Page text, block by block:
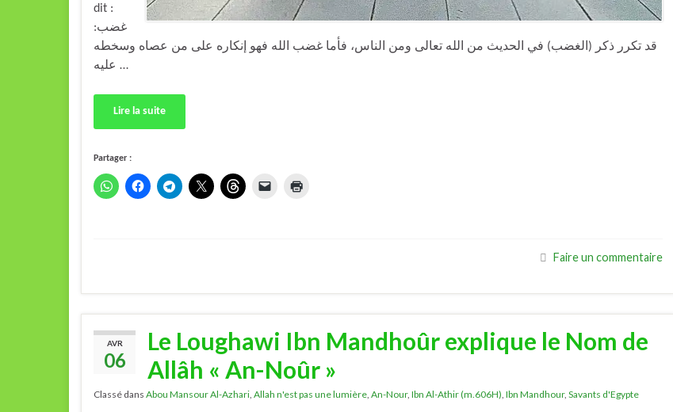
dit :
غضب:
قد تكرر ذكر (الغضب) في الحديث من الله تعالى ومن الناس، فأما غضب الله فهو إنكاره على من عصاه وسخطه
عليه …
Lire la suite
Partager :
Faire un commentaire
AVR
06
Le Loughawi Ibn Mandhoûr explique le Nom de
Allâh « An-Noûr »
Classé dans Abou Mansour Al-Azhari Allah n'est pas une lumière An-Nour, Ibn Al-Athir (m.606H) Ibn Mandhour, Savants d'Egypte